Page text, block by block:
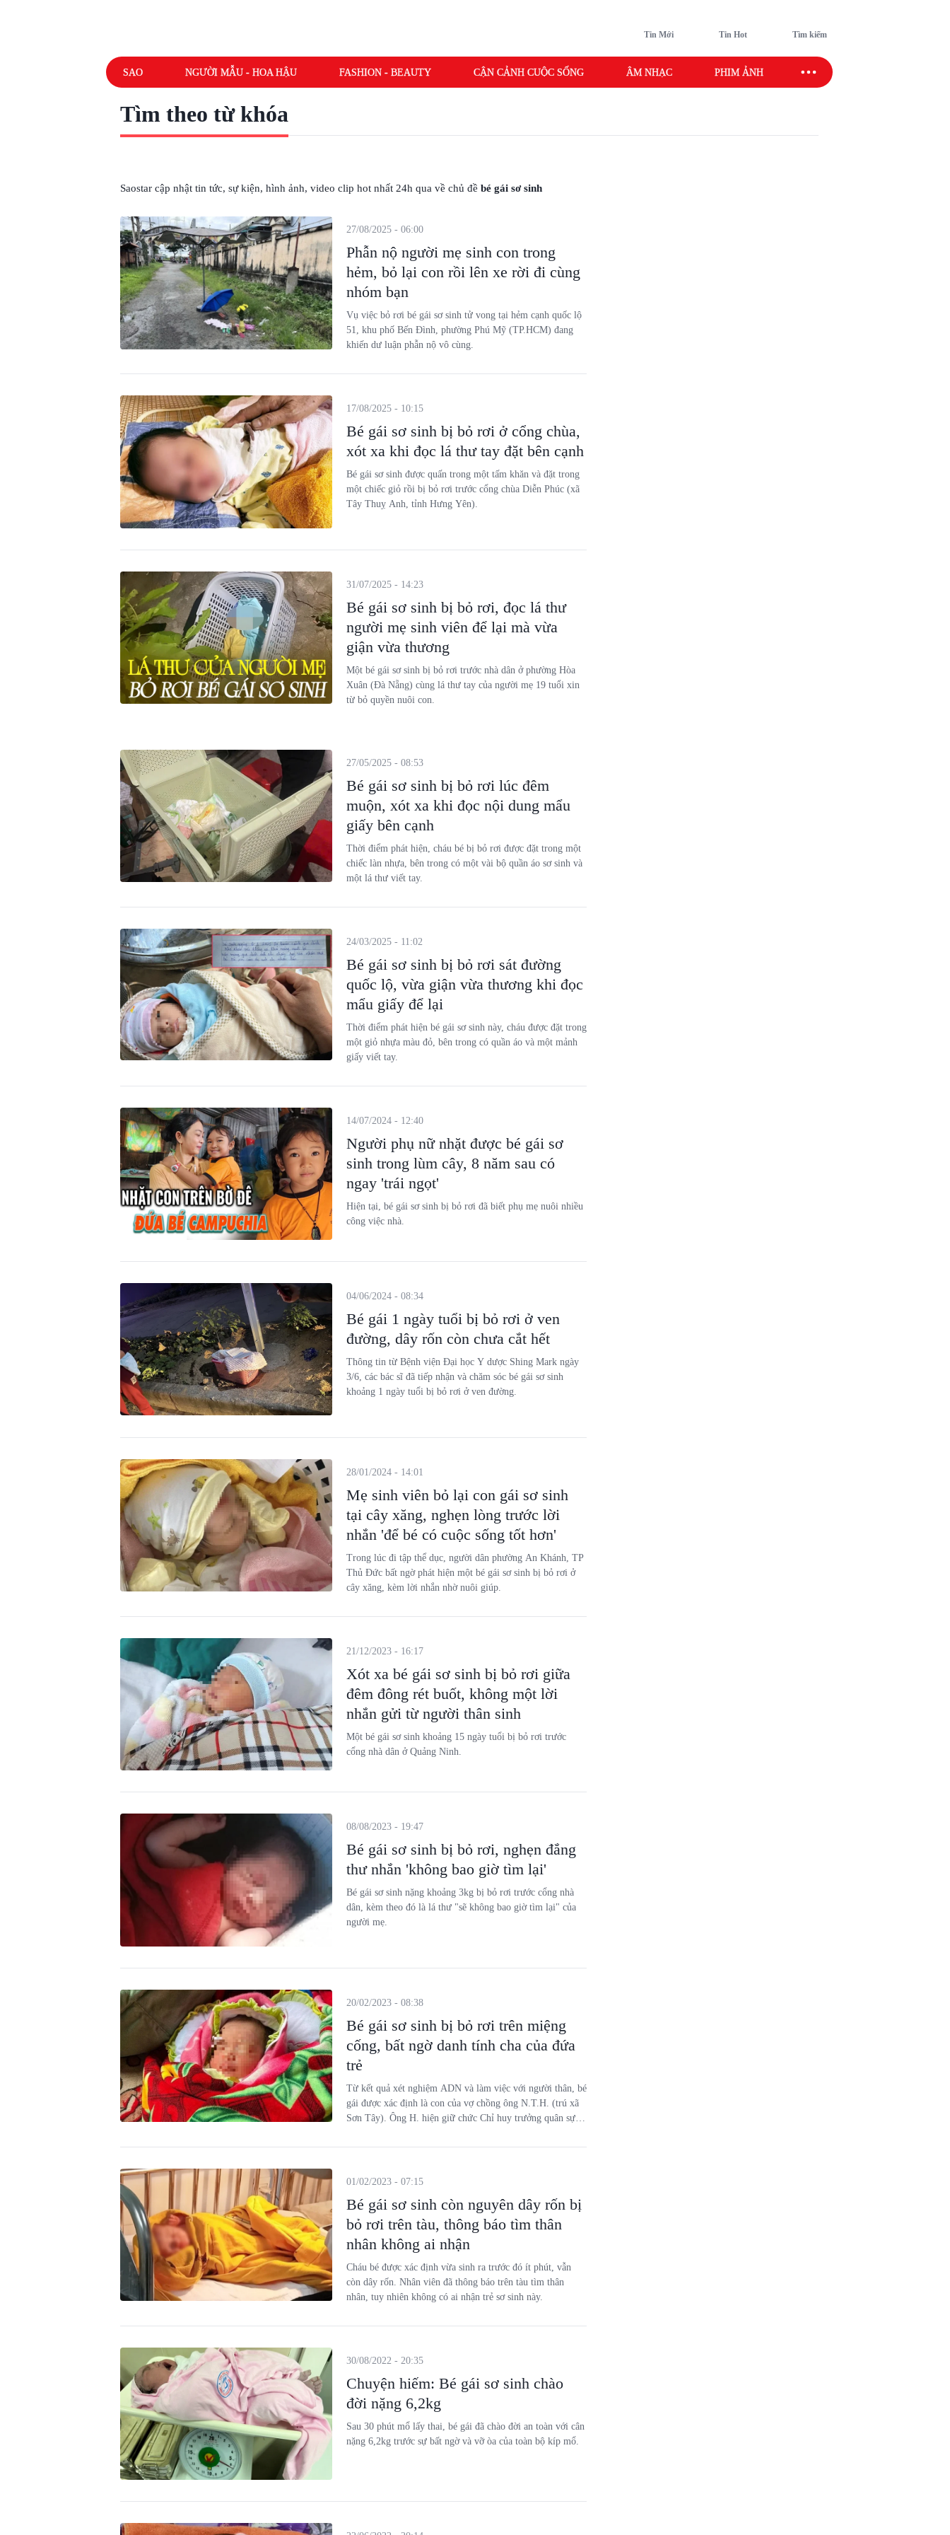
Tin Mới Tin Hot Tìm kiếm
SAO NGƯỜI MẪU - HOA HẬU FASHION - BEAUTY CẬN CẢNH CUỘC SỐNG ÂM NHẠC PHIM ẢNH SAO SPORT
Tìm theo từ khóa
Saostar cập nhật tin tức, sự kiện, hình ảnh, video clip hot nhất 24h qua về chủ đề bé gái sơ sinh
Phẫn nộ người mẹ sinh con trong
hẻm, bỏ lại con rồi lên xe rời đi cùng
nhóm bạn
27/08/2025 - 06:00
Vụ việc bỏ rơi bé gái sơ sinh tử vong tại hẻm cạnh quốc lộ
51, khu phố Bến Đình, phường Phú Mỹ (TP.HCM) đang
khiến dư luận phẫn nộ vô cùng.
Bé gái sơ sinh bị bỏ rơi ở cổng chùa,
xót xa khi đọc lá thư tay đặt bên cạnh
17/08/2025 - 10:15
Bé gái sơ sinh được quấn trong một tấm khăn và đặt trong
một chiếc giỏ rồi bị bỏ rơi trước cổng chùa Diễn Phúc (xã
Tây Thuỵ Anh, tỉnh Hưng Yên).
Bé gái sơ sinh bị bỏ rơi, đọc lá thư
người mẹ sinh viên để lại mà vừa
giận vừa thương
31/07/2025 - 14:23
Một bé gái sơ sinh bị bỏ rơi trước nhà dân ở phường Hòa
Xuân (Đà Nẵng) cùng lá thư tay của người mẹ 19 tuổi xin
từ bỏ quyền nuôi con.
Bé gái sơ sinh bị bỏ rơi lúc đêm
muộn, xót xa khi đọc nội dung mẩu
giấy bên cạnh
27/05/2025 - 08:53
Thời điểm phát hiện, cháu bé bị bỏ rơi được đặt trong một
chiếc làn nhựa, bên trong có một vài bộ quần áo sơ sinh và
một lá thư viết tay.
Bé gái sơ sinh bị bỏ rơi sát đường
quốc lộ, vừa giận vừa thương khi đọc
mẩu giấy để lại
24/03/2025 - 11:02
Thời điểm phát hiện bé gái sơ sinh này, cháu được đặt trong
một giỏ nhựa màu đỏ, bên trong có quần áo và một mảnh
giấy viết tay.
Người phụ nữ nhặt được bé gái sơ
sinh trong lùm cây, 8 năm sau có
ngay 'trái ngọt'
14/07/2024 - 12:40
Hiện tại, bé gái sơ sinh bị bỏ rơi đã biết phụ mẹ nuôi nhiều
công việc nhà.
Bé gái 1 ngày tuổi bị bỏ rơi ở ven
đường, dây rốn còn chưa cắt hết
04/06/2024 - 08:34
Thông tin từ Bệnh viện Đại học Y dược Shing Mark ngày
3/6, các bác sĩ đã tiếp nhận và chăm sóc bé gái sơ sinh
khoảng 1 ngày tuổi bị bỏ rơi ở ven đường.
Mẹ sinh viên bỏ lại con gái sơ sinh
tại cây xăng, nghẹn lòng trước lời
nhắn 'để bé có cuộc sống tốt hơn'
28/01/2024 - 14:01
Trong lúc đi tập thể dục, người dân phường An Khánh, TP
Thủ Đức bất ngờ phát hiện một bé gái sơ sinh bị bỏ rơi ở
cây xăng, kèm lời nhắn nhờ nuôi giúp.
Xót xa bé gái sơ sinh bị bỏ rơi giữa
đêm đông rét buốt, không một lời
nhắn gửi từ người thân sinh
21/12/2023 - 16:17
Một bé gái sơ sinh khoảng 15 ngày tuổi bị bỏ rơi trước
cổng nhà dân ở Quảng Ninh.
Bé gái sơ sinh bị bỏ rơi, nghẹn đắng
thư nhắn 'không bao giờ tìm lại'
08/08/2023 - 19:47
Bé gái sơ sinh nặng khoảng 3kg bị bỏ rơi trước cổng nhà
dân, kèm theo đó là lá thư "sẽ không bao giờ tìm lại" của
người mẹ.
Bé gái sơ sinh bị bỏ rơi trên miệng
cống, bất ngờ danh tính cha của đứa
trẻ
20/02/2023 - 08:38
Từ kết quả xét nghiệm ADN và làm việc với người thân, bé
gái được xác định là con của vợ chồng ông N.T.H. (trú xã
Sơn Tây). Ông H. hiện giữ chức Chỉ huy trưởng quân sự
Bé gái sơ sinh còn nguyên dây rốn bị
bỏ rơi trên tàu, thông báo tìm thân
nhân không ai nhận
01/02/2023 - 07:15
Cháu bé được xác định vừa sinh ra trước đó ít phút, vẫn
còn dây rốn. Nhân viên đã thông báo trên tàu tìm thân
nhân, tuy nhiên không có ai nhận trẻ sơ sinh này.
Chuyện hiếm: Bé gái sơ sinh chào
đời nặng 6,2kg
30/08/2022 - 20:35
Sau 30 phút mổ lấy thai, bé gái đã chào đời an toàn với cân
nặng 6,2kg trước sự bất ngờ và vỡ òa của toàn bộ kíp mổ.